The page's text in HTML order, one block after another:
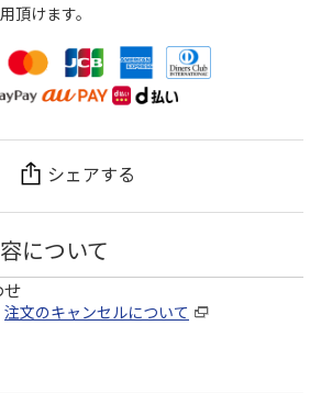
頂けます。
シェアする
について
注文のキャンセルについて